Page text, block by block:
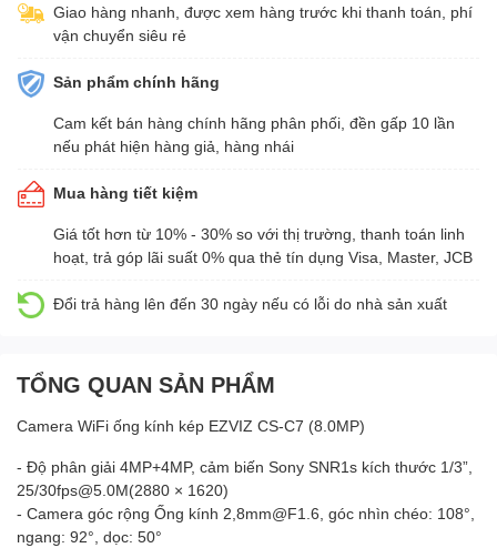
Giao hàng nhanh, được xem hàng trước khi thanh toán, phí
vận chuyển siêu rẻ
Sản phẩm chính hãng
Cam kết bán hàng chính hãng phân phối, đền gấp 10 lần
nếu phát hiện hàng giả, hàng nhái
Mua hàng tiết kiệm
Giá tốt hơn từ 10% - 30% so với thị trường, thanh toán linh
hoạt, trả góp lãi suất 0% qua thẻ tín dụng Visa, Master, JCB
Đổi trả hàng lên đến 30 ngày nếu có lỗi do nhà sản xuất
TỔNG QUAN SẢN PHẨM
Camera WiFi ống kính kép EZVIZ CS-C7 (8.0MP)
- Độ phân giải 4MP+4MP, cảm biến Sony SNR1s kích thước 1/3”,
25/30fps@5.0M(2880 × 1620)
- Camera góc rộng Ống kính 2,8mm@F1.6, góc nhìn chéo: 108°,
ngang: 92°, dọc: 50°